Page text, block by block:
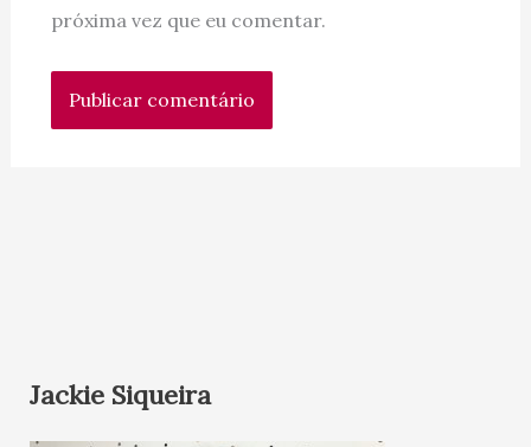
próxima vez que eu comentar.
Jackie Siqueira